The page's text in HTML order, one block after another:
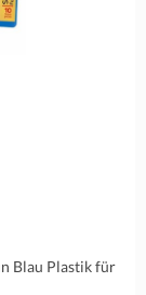
Blau Plastik für